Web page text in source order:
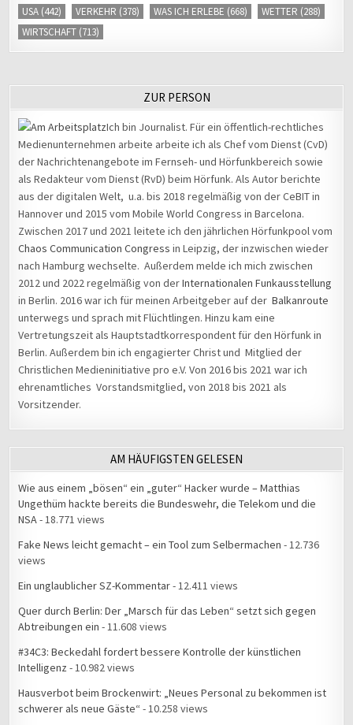
USA (442) VERKEHR (378) WAS ICH ERLEBE (668) WETTER (288)
WIRTSCHAFT (713)
ZUR PERSON
Ich bin Journalist. Für ein öffentlich-rechtliches
Medienunternehmen arbeite arbeite ich als Chef vom Dienst (CvD)
der Nachrichtenangebote im Fernseh- und Hörfunkbereich sowie
als Redakteur vom Dienst (RvD) beim Hörfunk. Als Autor berichte
aus der digitalen Welt, u.a. bis 2018 regelmäßig von der CeBIT in
Hannover und 2015 vom Mobile World Congress in Barcelona.
Zwischen 2017 und 2021 leitete ich den jährlichen Hörfunkpool vom
Chaos Communication Congress in Leipzig, der inzwischen wieder
nach Hamburg wechselte. Außerdem melde ich mich zwischen
2012 und 2022 regelmäßig von derInternationalen Funkausstellung
in Berlin. 2016 war ich für meinen Arbeitgeber auf derBalkanroute
unterwegs und sprach mit Flüchtlingen. Hinzu kam eine
Vertretungszeit als Hauptstadtkorrespondent für den Hörfunk in
Berlin. Außerdem bin ich engagierter Christ und Mitglied der
Christlichen Medieninitiative pro e.V. Von 2016 bis 2021 war ich
ehrenamtliches Vorstandsmitglied, von 2018 bis 2021 als
Vorsitzender.
AM HÄUFIGSTEN GELESEN
Wie aus einem „bösen“ ein „guter“ Hacker wurde – Matthias
Ungethüm hackte bereits die Bundeswehr, die Telekom und die
NSA- 18.771 views
Fake News leicht gemacht – ein Tool zum Selbermachen - 12.736
views
Ein unglaublicher SZ-Kommentar- 12.411 views
Quer durch Berlin: Der „Marsch für das Leben“ setzt sich gegen
Abtreibungen ein - 11.608 views
#34C3: Beckedahl fordert bessere Kontrolle der künstlichen
Intelligenz - 10.982 views
Hausverbot beim Brockenwirt: „Neues Personal zu bekommen ist
schwerer als neue Gäste“ - 10.258 views